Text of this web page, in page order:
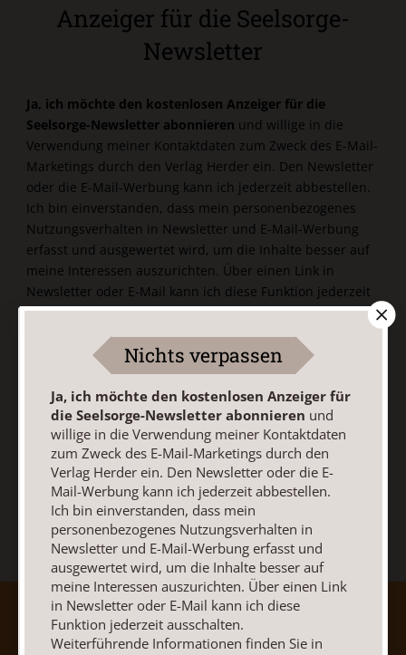
Anzeiger für die Seelsorge-
Newsletter
Ja, ich möchte den kostenlosen Anzeiger für die
Seelsorge-Newsletter abonnieren und willige in die
Verwendung meiner Kontaktdaten zum Zweck des E-Mail-
Marketings durch den Verlag Herder ein. Den Newsletter
oder die E-Mail-Werbung kann ich jederzeit abbestellen.
Ich bin einverstanden, dass mein personenbezogenes
Nutzungsverhalten in Newsletter und E-Mail-Werbung
erfasst und ausgewertet wird, um die Inhalte besser auf
meine Interessen auszurichten. Über einen Link in
Newsletter oder E-Mail kann ich diese Funktion jederzeit
ausschalten.
Weiterführende Informationen finden Sie in unseren
Datenschutzhinweisen.
E-Mail
Jetzt anmelden
AGB und Widerrufsbelehrung
Barrierefreiheit
Impressum
Nichts verpassen
Ja, ich möchte den kostenlosen Anzeiger für
die Seelsorge-Newsletter abonnieren und
willige in die Verwendung meiner Kontaktdaten
zum Zweck des E-Mail-Marketings durch den
Verlag Herder ein. Den Newsletter oder die E-
Mail-Werbung kann ich jederzeit abbestellen.
Ich bin einverstanden, dass mein
personenbezogenes Nutzungsverhalten in
Newsletter und E-Mail-Werbung erfasst und
ausgewertet wird, um die Inhalte besser auf
meine Interessen auszurichten. Über einen Link
in Newsletter oder E-Mail kann ich diese
Funktion jederzeit ausschalten.
Weiterführende Informationen finden Sie in